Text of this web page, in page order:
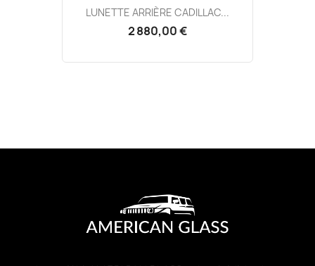
LUNETTE ARRIÈRE CADILLAC...
2 880,00 €